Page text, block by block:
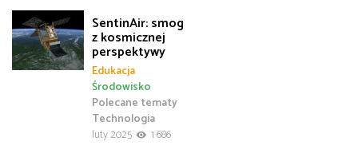
SentinAir: smog
z kosmicznej
perspektywy
Edukacja
Polecane tematy
Środowisko
Technologia
luty 2025
1 686